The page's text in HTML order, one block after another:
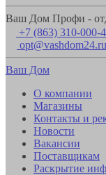
Ваш Дом Профи -
+7 (863) 310-000-4
opt@vashdom24.ru
Ваш Дом
О компании
Магазины
Контакты и
Новости
Вакансии
Поставщикам
Раскрытие